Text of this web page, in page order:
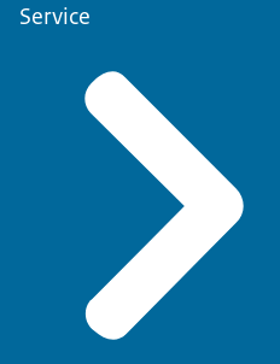
Service